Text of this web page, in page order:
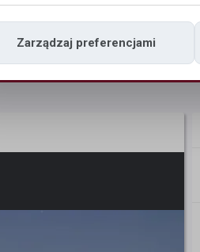
Zarządzaj preferencjami